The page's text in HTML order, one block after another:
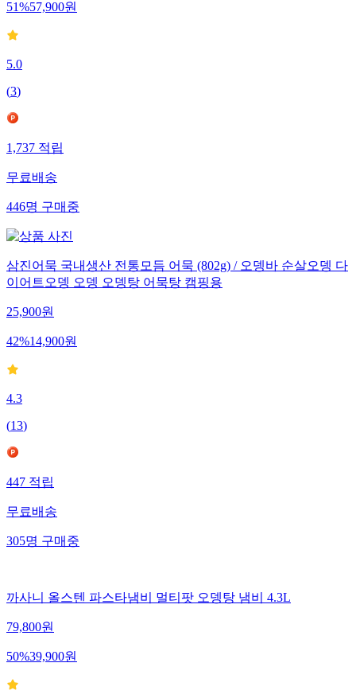
51%57,900원
5.0
(3)
1,737적립
무료배송
446명구매중
삼진어묵 국내생산 전통모듬 어묵 (802g) / 오뎅바 순살오뎅 다
이어트오뎅 오뎅 오뎅탕 어묵탕 캠핑용
25,900원
42%14,900원
4.3
(13)
447적립
무료배송
305명구매중
까사니 올스텐 파스타냄비 멀티팟 오뎅탕 냄비 4.3L
79,800원
50%39,900원